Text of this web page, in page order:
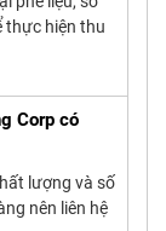
thực hiện thu
Corp có
lượng và số
nên liên hệ